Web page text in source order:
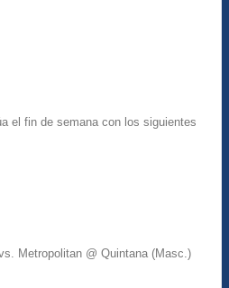
el fin de semana con los siguientes
Metropolitan @ Quintana (Masc.)